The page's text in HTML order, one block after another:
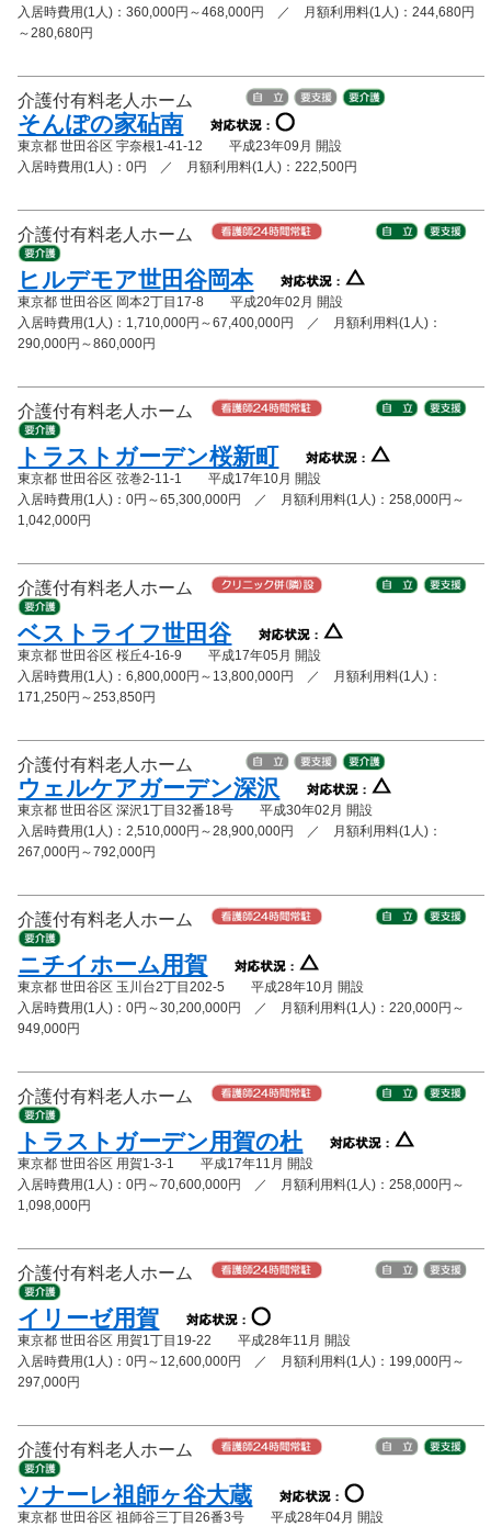
入居時費用(1人)：360,000円～468,000円 ／ 月額利用料(1人)：244,680円
～280,680円
介護付有料老人ホーム
そんぽの家砧南
東京都 世田谷区 宇奈根1-41-12 平成23年09月 開設
入居時費用(1人)：0円 ／ 月額利用料(1人)：222,500円
介護付有料老人ホーム
ヒルデモア世田谷岡本
東京都 世田谷区 岡本2丁目17-8 平成20年02月 開設
入居時費用(1人)：1,710,000円～67,400,000円 ／ 月額利用料(1人)：
290,000円～860,000円
介護付有料老人ホーム
トラストガーデン桜新町
東京都 世田谷区 弦巻2-11-1 平成17年10月 開設
入居時費用(1人)：0円～65,300,000円 ／ 月額利用料(1人)：258,000円～
1,042,000円
介護付有料老人ホーム
ベストライフ世田谷
東京都 世田谷区 桜丘4-16-9 平成17年05月 開設
入居時費用(1人)：6,800,000円～13,800,000円 ／ 月額利用料(1人)：
171,250円～253,850円
介護付有料老人ホーム
ウェルケアガーデン深沢
東京都 世田谷区 深沢1丁目32番18号 平成30年02月 開設
入居時費用(1人)：2,510,000円～28,900,000円 ／ 月額利用料(1人)：
267,000円～792,000円
介護付有料老人ホーム
ニチイホーム用賀
東京都 世田谷区 玉川台2丁目202-5 平成28年10月 開設
入居時費用(1人)：0円～30,200,000円 ／ 月額利用料(1人)：220,000円～
949,000円
介護付有料老人ホーム
トラストガーデン用賀の杜
東京都 世田谷区 用賀1-3-1 平成17年11月 開設
入居時費用(1人)：0円～70,600,000円 ／ 月額利用料(1人)：258,000円～
1,098,000円
介護付有料老人ホーム
イリーゼ用賀
東京都 世田谷区 用賀1丁目19-22 平成28年11月 開設
入居時費用(1人)：0円～12,600,000円 ／ 月額利用料(1人)：199,000円～
297,000円
介護付有料老人ホーム
ソナーレ祖師ヶ谷大蔵
東京都 世田谷区 祖師谷三丁目26番3号 平成28年04月 開設